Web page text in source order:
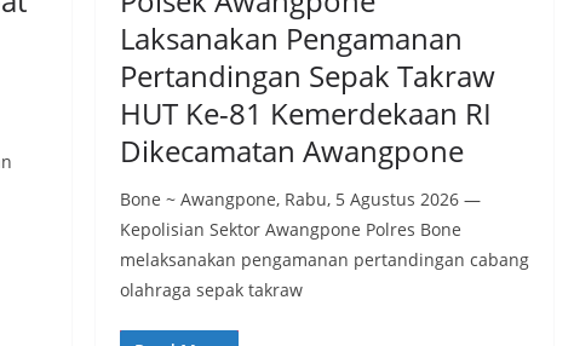
Laksanakan Pengamanan
Pertandingan Sepak Takraw
HUT Ke-81 Kemerdekaan RI
Dikecamatan Awangpone
Bone ~ Awangpone, Rabu, 5 Agustus 2026 —
Kepolisian Sektor Awangpone Polres Bone
melaksanakan pengamanan pertandingan cabang
olahraga sepak takraw